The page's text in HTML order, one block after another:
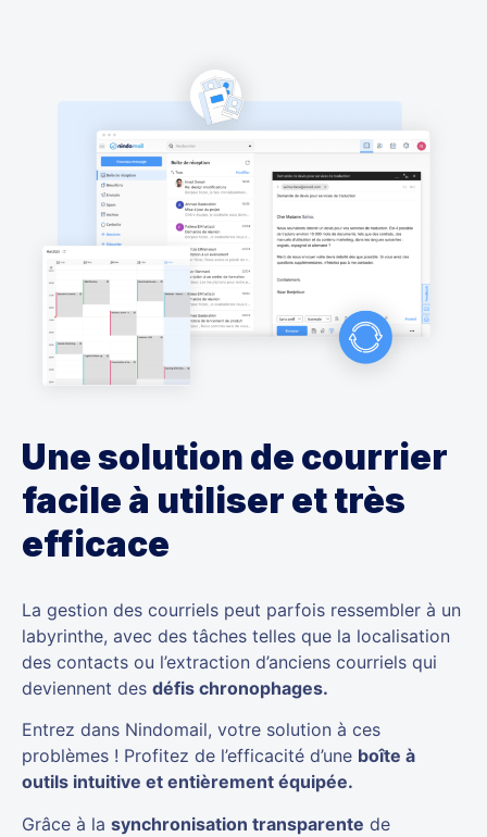
Une solution de courrier
facile à utiliser et très
efficace
La gestion des courriels peut parfois ressembler à un
labyrinthe, avec des tâches telles que la localisation
des contacts ou l’extraction d’anciens courriels qui
deviennent des défis chronophages.
Entrez dans Nindomail, votre solution à ces
problèmes ! Profitez de l’efficacité d’une boîte à
outils intuitive et entièrement équipée.
Grâce à la synchronisation transparente de